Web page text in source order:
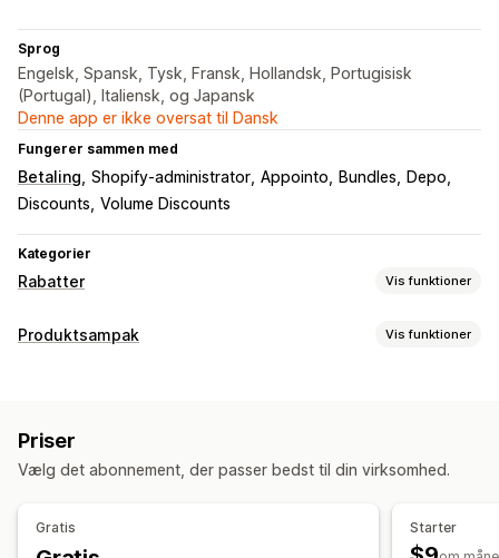
Sprog
Engelsk, Spansk, Tysk, Fransk, Hollandsk, Portugisisk
(Portugal), Italiensk, og Japansk
Denne app er ikke oversat til Dansk
Fungerer sammen med
Betaling Shopify-administrator Appointo Bundles
Depo
Discounts Volume Discounts
Kategorier
Rabatter Vis funktioner
Rabattyper
Masserabatter
Rabatter ved betaling
Gaver Abonnementer
Krydssalgsrabatter
Produktsampak Vis funktioner
Pakker med varianter
Krydssalgspakker Ofte købt sammen
Tilpassede pakker
Priser
Vælg det abonnement, der passer bedst til din virksomhed.
Gratis Starter